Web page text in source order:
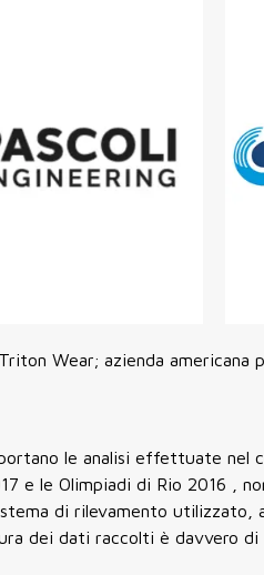
Wear; azienda americana
le analisi effettuate nel
e le Olimpiadi di Rio 2016 ,
di rilevamento utilizzato,
dei dati raccolti è davvero